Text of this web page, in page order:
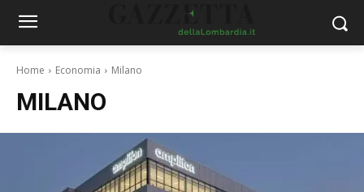
Home Economia Milano
MILANO